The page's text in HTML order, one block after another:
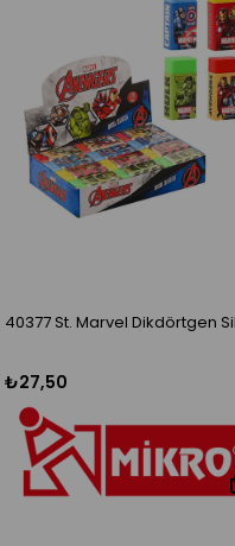
40377 St. Marvel Dikdörtgen
₺27,50